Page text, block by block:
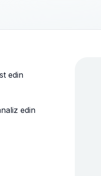
edin
edin